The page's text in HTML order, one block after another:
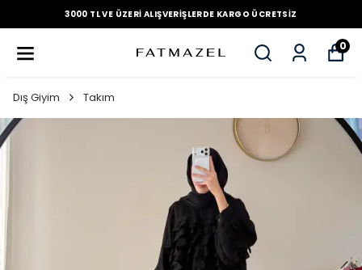
3000 TL VE ÜZERI ALIŞVERIŞLERDE KARGO ÜCRETSIZ
0
Dış Giyim Takım